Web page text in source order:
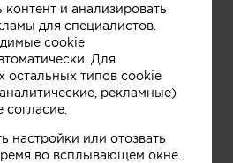
контент и анализировать
для специалистов.
cookie
Для
остальных типов cookie
рекламные)
настройки или отозвать
во всплывающем окне.